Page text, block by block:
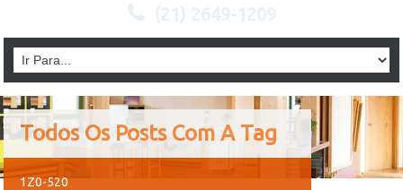
(21) 2649-1209
Todos Os Posts Com A Tag
1Z0-520